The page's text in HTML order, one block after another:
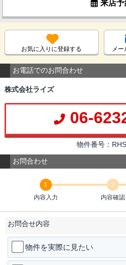
来店予
お気に入りに登録する メ
お電話でのお問合わせ
株式会社ライズ
06-
物件番号：
お問合わせ
1
内容入力
2
内容確認
お問合せ内容
物件を実際に見たい